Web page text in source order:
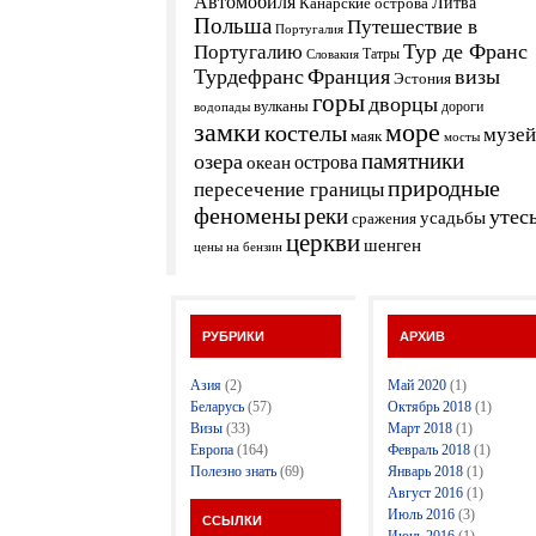
Польша Португалия Путешествие в
Португалию Словакия Татры Тур де Франс
ТурдефрансФранция Эстония визы
водопады вулканы горыдворцы дороги
замкикостелы маяк море мосты музей
озераокеанострова памятники
пересечение границыприродные
феноменыреки сражения усадьбы
цены на бензин церквишенген
РУБРИКИ
Азия (2)
Беларусь (57)
Визы (33)
Европа (164)
Полезно знать (69)
ССЫЛКИ
АРХИВ
Май 2020 (1)
Октябрь 2018 (1)
Март 2018 (1)
Февраль 2018 (1)
Январь 2018 (1)
Август 2016 (1)
Июль 2016 (3)